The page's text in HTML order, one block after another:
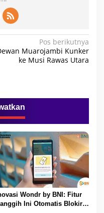
Pos berikutnya
Muarojambi Kunker
ke Musi Rawas Utara
Wondr by BNI: Fitur
Ini Otomatis Blokir